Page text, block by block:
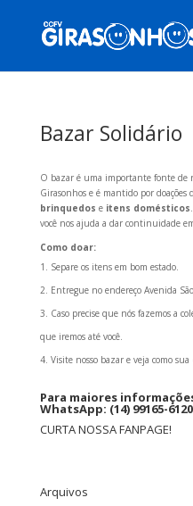
Bazar Solidário
O bazar é uma importante fonte de
Girasonhos e é mantido por doações
brinquedos e itens domésticos
você nos ajuda a dar continuidade em
Como doar:
Separe os itens em bom estado.
Entregue no endereço Avenida
Caso precise que nós fazemos a
que iremos até você.
Visite nosso bazar e veja como sua
Para maiores
WhatsApp: (14) 99165-6120
CURTA NOSSA FANPAGE!
Arquivos